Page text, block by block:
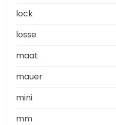
lock
losse
maat
mauer
mini
mm